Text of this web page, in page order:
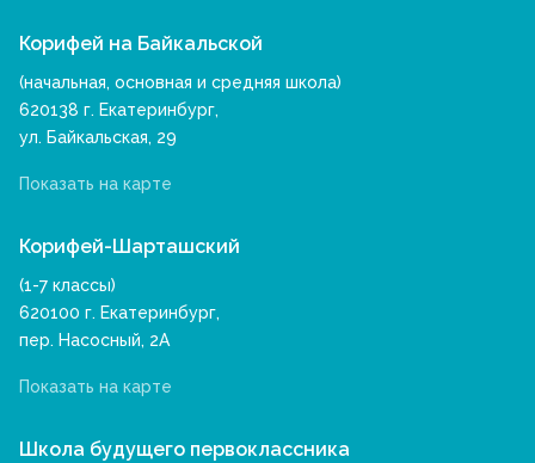
Корифей на Байкальской
(начальная, основная и средняя школа)
620138 г. Екатеринбург,
ул. Байкальская, 29
Показать на карте
Корифей-Шарташский
(1-7 классы)
620100 г. Екатеринбург,
пер. Насосный, 2А
Показать на карте
Школа будущего первоклассника